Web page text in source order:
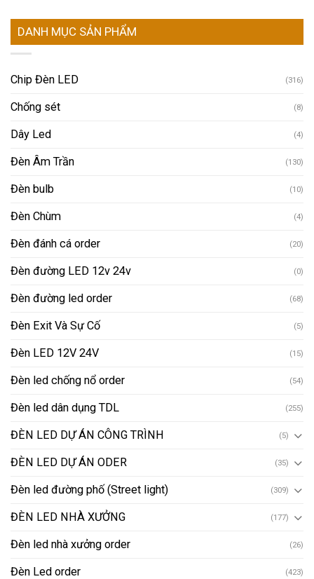
DANH MỤC SẢN PHẨM
Chip Đèn LED (316)
Chống sét (8)
Dây Led (4)
Đèn Âm Trần (130)
Đèn bulb (10)
Đèn Chùm (4)
Đèn đánh cá order (20)
Đèn đường LED 12v 24v (0)
Đèn đường led order (68)
Đèn Exit Và Sự Cố (5)
Đèn LED 12V 24V (15)
Đèn led chống nổ order (54)
Đèn led dân dụng TDL (255)
ĐÈN LED DỰ ÁN CÔNG TRÌNH (5)
ĐÈN LED DỰ ÁN ODER (35)
Đèn led đường phố (Street light) (309)
ĐÈN LED NHÀ XƯỞNG (177)
Đèn led nhà xưởng order (26)
Đèn Led order (423)